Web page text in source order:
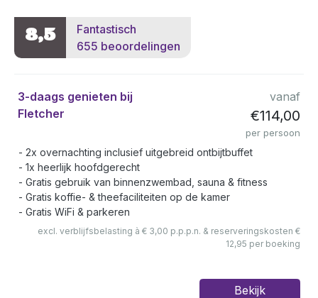
8,5
Fantastisch
655 beoordelingen
3-daags genieten bij
Fletcher
vanaf
€114,00
per persoon
2x overnachting inclusief uitgebreid ontbijtbuffet
1x heerlijk hoofdgerecht
Gratis gebruik van binnenzwembad, sauna & fitness
Gratis koffie- & theefaciliteiten op de kamer
Gratis WiFi & parkeren
excl. verblijfsbelasting à € 3,00 p.p.p.n. & reserveringskosten €
12,95 per boeking
Bekijk